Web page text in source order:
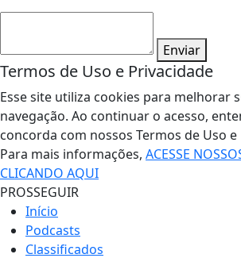
Enviar
Termos de Uso e Privacidade
Esse site utiliza cookies para melhorar
navegação. Ao continuar o acesso,
concorda com nossos Termos de Uso e
Para mais informações, ACESSE
CLICANDO AQUI
PROSSEGUIR
Início
Podcasts
Classificados